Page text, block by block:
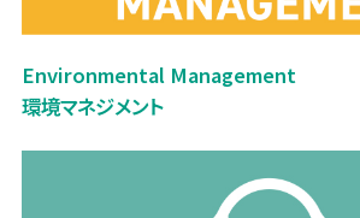
Environmental Management
環境マネジメント